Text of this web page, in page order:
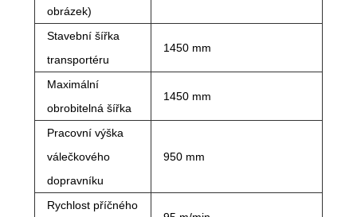
obrázek)
Stavební šířka
transportéru
1450 mm
Maximální
obrobitelná šířka
1450 mm
Pracovní výška
válečkového
dopravníku
950 mm
Rychlost příčného